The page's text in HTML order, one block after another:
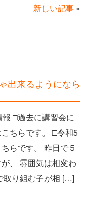
新しい記事 »
出来るようになら
□過去に講習会に
ちらです。 □令和5
らです。 昨日で５
、 雰囲気は相変わ
取り組む子が相 […]